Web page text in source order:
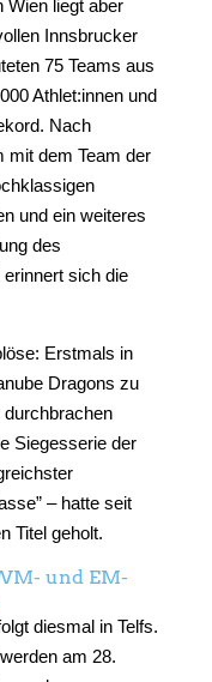
Wien liegt aber
Innsbrucker
75 Teams aus
Athlet:innen und
Nach
mit dem Team der
und ein weiteres
des
sich die
Erstmals in
Dragons zu
durchbrachen
Siegesserie der
– hatte seit
Titel geholt.
und EM-
diesmal in Telfs.
am 28.